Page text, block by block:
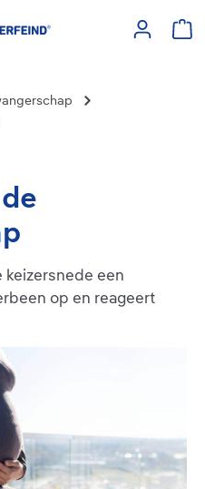
keizersnede een
op en reageert